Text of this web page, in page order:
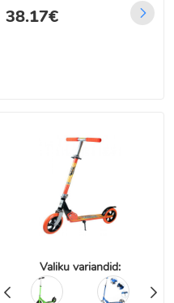
38.17€
Valiku variandid: